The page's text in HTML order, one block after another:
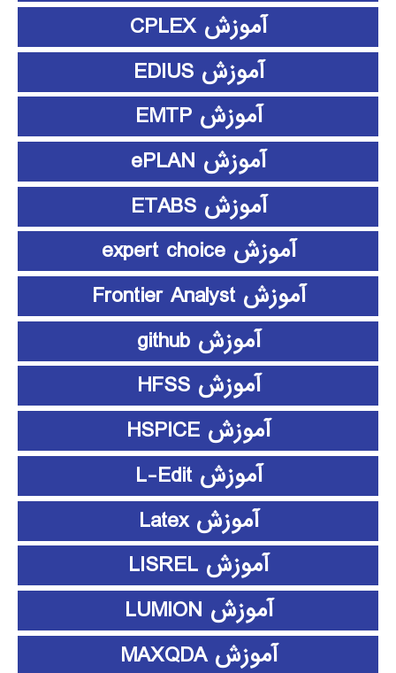
آموزش CPLEX
آموزش EDIUS
آموزش EMTP
آموزش ePLAN
آموزش ETABS
آموزش expert choice
آموزش Frontier Analyst
آموزش github
آموزش HFSS
آموزش HSPICE
آموزش L-Edit
آموزش Latex
آموزش LISREL
آموزش LUMION
آموزش MAXQDA